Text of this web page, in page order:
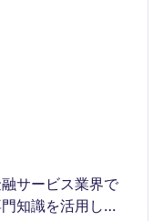
サービス業界で
知識を活用し、